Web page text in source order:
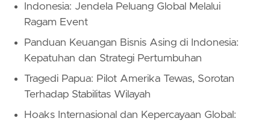
Indonesia: Jendela Peluang Global Melalui
Ragam Event
Panduan Keuangan Bisnis Asing di Indonesia:
Kepatuhan dan Strategi Pertumbuhan
Tragedi Papua: Pilot Amerika Tewas, Sorotan
Terhadap Stabilitas Wilayah
Hoaks Internasional dan Kepercayaan Global: